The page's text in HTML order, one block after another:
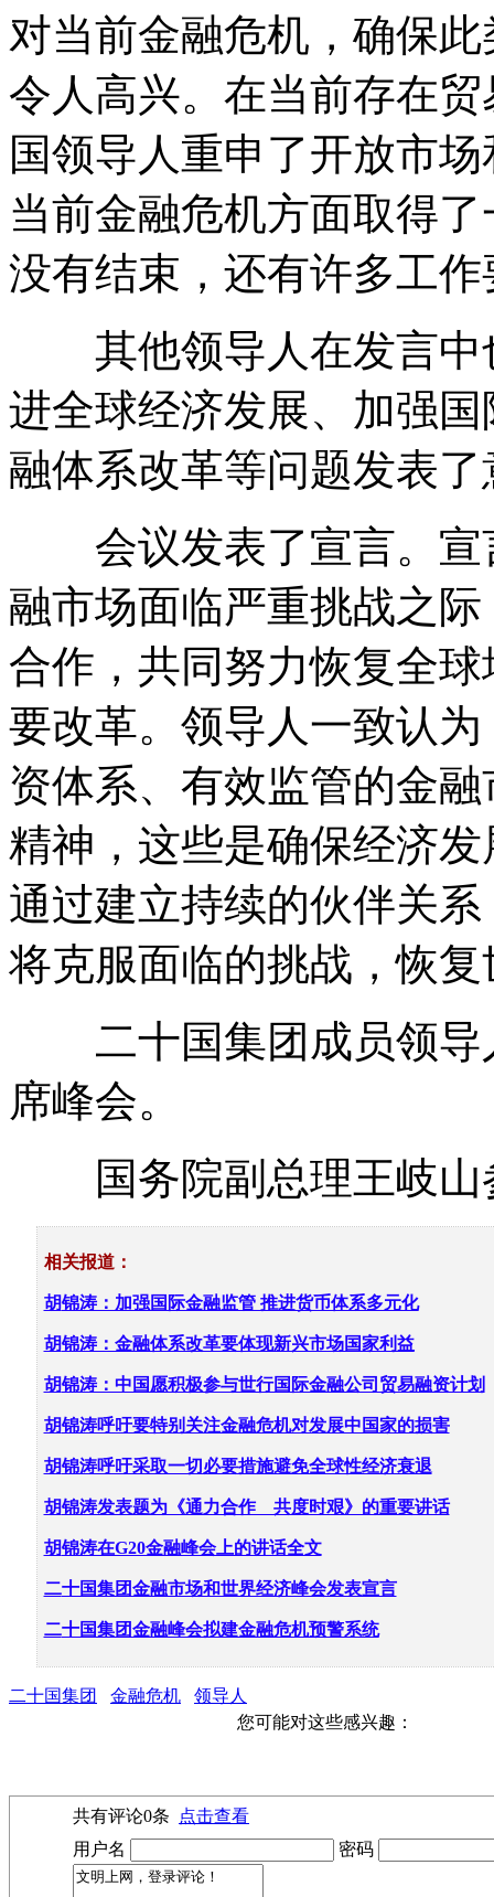
对当前金融危机，确保
令人高兴。在当前存在
国领导人重申了开放市
当前金融危机方面取得
没有结束，还有许多工作
其他领导人在发言中
进全球经济发展、加强
融体系改革等问题发表
会议发表了宣言。宣
融市场面临严重挑战之
合作，共同努力恢复全
要改革。领导人一致认
资体系、有效监管的金
精神，这些是确保经济
通过建立持续的伙伴关
将克服面临的挑战，恢
二十国集团成员领导
席峰会。
国务院副总理王岐山
相关报道：
胡锦涛：加强国际金融监管 推进货币体系多元化
胡锦涛：金融体系改革要体现新兴市场国家利益
胡锦涛：中国愿积极参与世行国际金融公司贸易融资计划
胡锦涛呼吁要特别关注金融危机对发展中国家的损害
胡锦涛呼吁采取一切必要措施避免全球性经济衰退
胡锦涛发表题为《通力合作 共度时艰》的重要讲话
胡锦涛在G20金融峰会上的讲话全文
二十国集团金融市场和世界经济峰会发表宣言
二十国集团金融峰会拟建金融危机预警系统
二十国集团 金融危机
领导人
您可能对这些感兴趣：
共有评论0条
点击查看
用户名
密码